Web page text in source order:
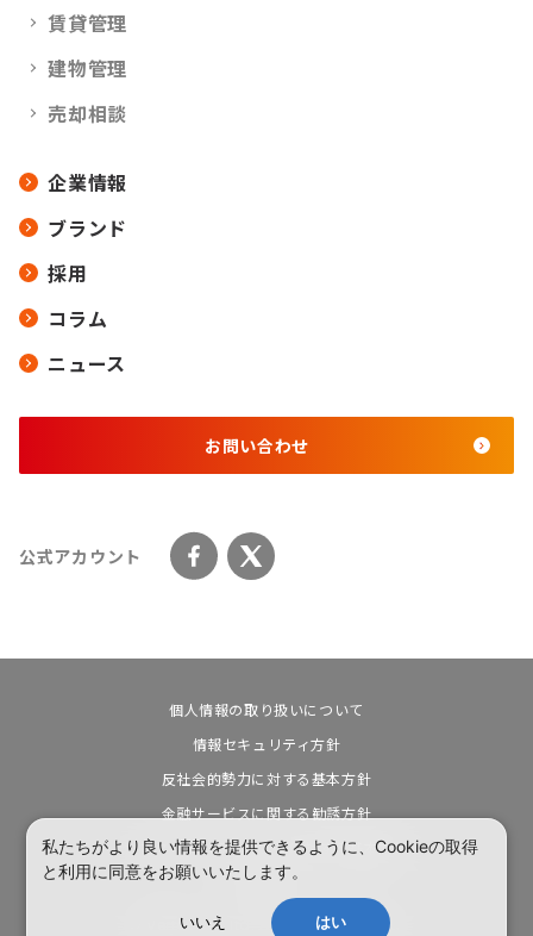
賃貸管理
建物管理
売却相談
企業情報
ブランド
採用
コラム
ニュース
お問い合わせ
公式アカウント
個人情報の取り扱いについて
情報セキュリティ方針
反社会的勢力に対する基本方針
金融サービスに関する勧誘方針
カスタマーハラスメントに対する基本方針
電子公告
© Vertex co., ltd. All rights reserved.
私たちがより良い情報を提供できるように、Cookieの取得
と利用に同意をお願いいたします。
いいえ はい